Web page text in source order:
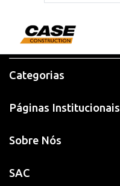
Categorias
Páginas Institucionais
Sobre Nós
SAC